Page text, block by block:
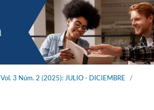
Vol. 3 Núm. 2 (2025): JULIO - DICIEMBRE
/